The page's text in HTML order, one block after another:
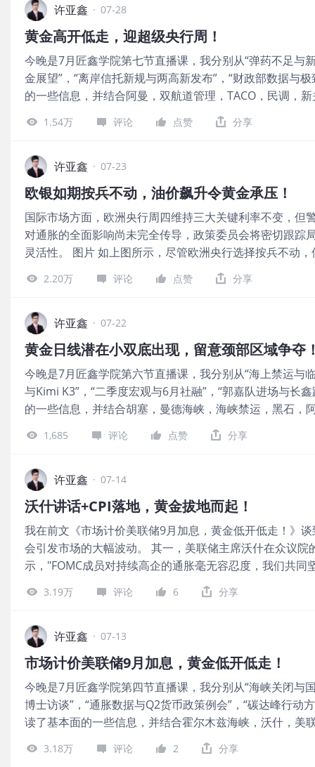
测的对比，该操作估计约为5.33万亿日元（约合340亿美
元汇率自164附近快速回落，日内一度逼近155，截稿前
本而言，美日的联合干预，有可能会让长期低息日元套利
本配置逻辑重构。 更重要的是，日本依托美联储工具以美
售美债冲击美债市场。 在许导看来，预期说美国是在帮助
点。 据CME“美联储观察”：美联储7月维持利率不变的概
的概率为30.5%。 美联储到9月维持利率不变的概率为
为56.4%，累计加息50个基点的概率为20.2%。 图片 美联
2:00公布，2:30主席沃什召开新闻发布会。 市场预计美联
为“三七开”，并定价“偏紧缩”立场，体现在或有一到三名
坚定通胀“超标”零容忍主张。 一边是美伊冲突推高通胀、
哑谜”，加息争论将如何在迷雾中展开？ 图片 如上图所示
先是是否会加息；其次是反对票的数量，这将预示未来的
利率会议重要，是因为不管是从伊朗战争到能源价格，还
通胀更多来自供给端压力。市场关注沃什是否会用一次
而，经济学家指出，美联储的政策工具并不能解决当前美
行无法促成伊朗战争长期停火，无法重新开放霍尔木兹海
普实施的高额且反复变化的关税政
许亚鑫 · 07-28
黄金高开低走，迎超级央行周！
今晚是7月匠鑫学院第七节直播课，我分别从“弹药不足与
金展望”，“离岸信托新规与两高新发布”，“财政部数据与
的一些信息，并结合阿曼，双航道管理，TACO，民调，
国央行，金银油，信托，监管，内幕交易，从重处罚，印
币等给出了接下来的布局思路。 图片 国际市场方面，黄
稿时有所回升。 让黄金出现跳空高开的主要原因是川普的
缓和。 目前中东的外交渠道正在发挥作用。阿曼居中斡旋
制”的方案，试图在伊朗的主权诉求和国际社会的航行自
阿曼各方都在积极表态，局势出现了缓和的迹象。 再次
然不是很乐观。 根据预测市场的数据，投资者认为未来一
还不到一半，只有47%。 主要风险在于红海局势的外溢效
强硬，从而推迟问题的解决。 图片 总的来说，霍尔木兹
风险并存的敏感十字路口。 从本周的展望来看，是超级
信号；英国央行也会在7月30日公布决议，预期维持
博预计维持1.0%不变，但将强调警惕通胀超调，12月或
日美国6月PCE物价指数出炉，中东局势推升油价破百构
储利率会议及PCE数据落地前，继续震荡寻底属于大概率
1.54万 评论 点赞 分享
许亚鑫 · 07-23
欧银如期按兵不动，油价飙升令黄金承压！
国际市场方面，欧洲央行周四维持三大关键利率不变，但
对通胀的全面影响尚未完全传导，政策委员会将密切跟踪
灵活性。 图片 如上图所示，尽管欧洲央行选择按兵不动
是实实在在的，他们认为通胀风险尚未完全显现，因此政
径”的灵活立场。 目前市场普遍预期年内加息压力仍在，
了政策工具的灵活性，并将继续有序收缩资产负债表。 总
停，而非转向的信号。 接下来，市场关注的焦点将会转
议，虽然市场当下的普遍预期是按兵不动，但是伴随着近
象，油价持续飙升，黄金日内自4130/40区域回落，北美
时段低点。 图片 如上面黄金30分钟K线图所示，欧洲时段
顶”形态，头部位于4166，左肩4141，右肩4140，颈部位
1H，即30分钟空头目标位=4110-(4166-4110)=4054。 中
战火已蔓延至伊拉克、科威特等国边境。美国正加速向中
直接追究伊朗责任，并对伊朗及胡塞武装实施“重大军事
正快速触及每桶100美元关口，WTI原油日内涨幅逾6%，
势的急剧恶化正将全球能源市场推向数十年来最危险的边
危险阶段，红海及关键基础设施面临风险"，并指出油价
桶128美元，乃至挑战2008年历史峰值146美元的可
2.20万 评论 点赞 分享
许亚鑫 · 07-22
黄金日线潜在小双底出现，留意颈部区域争夺
今晚是7月匠鑫学院第六节直播课，我分别从“海上禁运与
与Kimi K3”，“二季度宏观与6月社融”，“郭嘉队进场与长
的一些信息，并结合胡塞，曼德海峡，海峡禁运，黑石，
油，消费，固投，进出口，社融，宽基ETF，险资，长鑫
思路。 图片 国际市场方面，黄金在7月20日出现变盘窗
图片 如上图所示，这是我7月20日在我们学院内部做的基
金价分别在6月30日和7月17日形成小双底雏形，潜在双
线的颈部位于4180-4200区域，有效突破代表双底形态走
海进行禁运，似乎前文《花旗研报：下调金价未来3个月
为高配！》所提到的极端悲观情绪要发生，即“霍尔木兹
缩。” 不过从目前许导的观察来看，市场似乎在押注川普
告原文来说就是，“从根本上看，伊朗不会放弃对霍尔木
受伊朗的立场，逐步升级可能持续，直至油价涨至足以迫
上限，因为美国政府在意市场表现。 图片 如上图所示，
术性修复，并非趋势反转。图中分别从宏观利率主线，地
性买盘四个层面解析了核心观点和驱动因素。 图片 从未
将高度依赖美国的就业和通胀数据(下周的PCE数据以及8
以震荡修复为主，等待货币政策转向的明确信号
1,685 评论 点赞 分享
许亚鑫 · 07-14
沃什讲话+CPI落地，黄金拔地而起！
我在前文《市场计价美联储9月加息，黄金低开低走！》
会引发市场的大幅波动。 其一，美联储主席沃什在众议院
示，"FOMC成员对持续高企的通胀毫无容忍度，我们共同
调，货币政策是当前头等要务，"如果我们把政策做对
胀飙升将成为历史。" 整体上，美联储主席沃什重申抗通
多位联储官员近期发出的警告相呼应——此前已有多位决
一步加息。 同时，沃什对整体经济持相对乐观态度，形
几乎没有裁员迹象，名义工资增速也较为稳健。 沃什对
当前劳动力市场"整体稳定"，几乎没有裁员迹象，名义工
为， "经济的新机遇也给政策制定者带来新挑战，美联储
市场的影响。" 其二，美国6月CPI数据。 美国劳工统计局
指数(CPI)同比上涨3.5%，低于市场预期的3.8%，较前值
2.6%，同样低于预期的2.8%及前值2.9%。 图片 环比数据
3.19万 评论 6 分享
许亚鑫 · 07-13
市场计价美联储9月加息，黄金低开低走！
今晚是7月匠鑫学院第四节直播课，我分别从“海峡关闭与
博士访谈”，“通胀数据与Q2货币政策例会”，“碳达峰行动
读了基本面的一些信息，并结合霍尔木兹海峡，沃什，美
赛，三大核心预测，金银油，CPI，PPI，货币政策，K型
人民币等给出了接下来的布局思路。 图片 国际市场方面
3.18万 评论 2 分享